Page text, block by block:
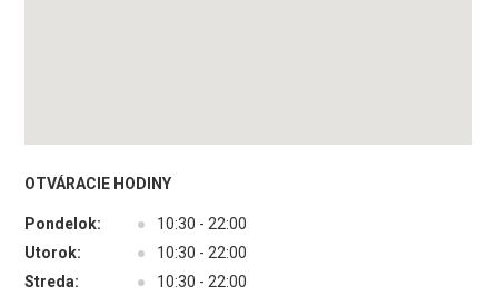
OTVÁRACIE HODINY
Pondelok: ●
10:30 - 22:00
Utorok:
●
10:30 - 22:00
Streda:
●
10:30 - 22:00